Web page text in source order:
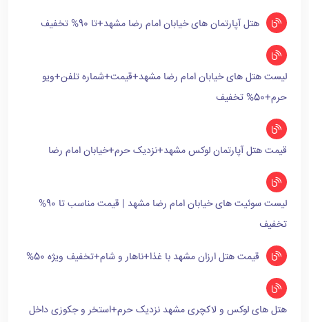
هتل آپارتمان های خیابان امام رضا مشهد+تا 90% تخفیف
لیست هتل های خیابان امام رضا مشهد+قیمت+شماره تلفن+ویو
حرم+50% تخفیف
قیمت هتل آپارتمان لوکس مشهد+نزدیک حرم+خیابان امام رضا
لیست سوئیت های خیابان امام رضا مشهد | قیمت مناسب تا 90%
تخفیف
قیمت هتل ارزان مشهد با غذا+ناهار و شام+تخفیف ویژه 50%
هتل های لوکس و لاکچری مشهد نزدیک حرم+استخر و جکوزی داخل